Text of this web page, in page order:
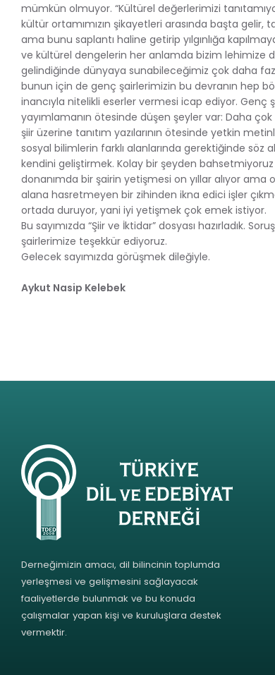
mümkün olmuyor. “Kültürel değerlerimizi
kültür ortamımızın şikayetleri arasında başta gelir,
ama bunu saplantı haline getirip yılgınlığa
ve kültürel dengelerin her anlamda bizim lehimize
gelindiğinde dünyaya sunabileceğimiz çok daha
bunun için de genç şairlerimizin bu devranın hep
inancıyla nitelikli eserler vermesi icap ediyor. Genç
yayımlamanın ötesinde düşen şeyler var: Daha
şiir üzerine tanıtım yazılarının ötesinde yetkin
sosyal bilimlerin farklı alanlarında gerektiğinde söz
kendini geliştirmek. Kolay bir şeyden
donanımda bir şairin yetişmesi on yıllar alıyor ama
alana hasretmeyen bir zihinden ikna edici işler
ortada duruyor, yani iyi yetişmek çok emek istiyor.
Bu sayımızda “Şiir ve İktidar” dosyası hazırladık.
şairlerimize teşekkür ediyoruz.
Gelecek sayımızda görüşmek dileğiyle.
Aykut Nasip Kelebek
Derneğimizin amacı, dil bilincinin toplumda
yerleşmesi ve gelişmesini sağlayacak
faaliyetlerde bulunmak ve bu konuda
çalışmalar yapan kişi ve kuruluşlara destek
vermektir.